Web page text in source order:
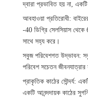
দ্বারা প্রভাবিত হয় না,
আবহাওয়া প্রতিরোধী:
-40 ডিগ্রি সেলসিয়াস
সাথে সহ্য করে।
সবুজ পরিবেশগত উদ্ভাবন:
পরিবেশ সচেতন জীবনযাত্রার
প্রাকৃতিক কাঠের সৌন্দর্য:
একটি আনন্দদায়ক কাঠের